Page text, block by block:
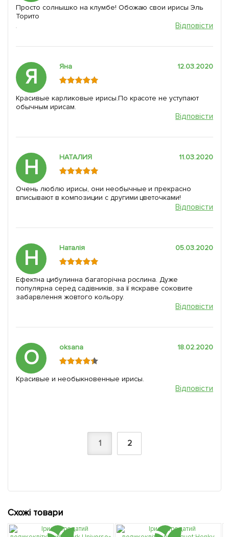
Просто солнышко на клумбе! Обожаю свои ирисы Эль
Торито
Відповісти
Я Яна 12.03.2020
Красивые карликовые ирисы.По красоте не уступают
обычным ирисам.
Відповісти
Н НАТАЛИЯ 11.03.2020
Очень люблю ирисы, они необычные и прекрасно
вписывают в композиции с другими цветочками!
Відповісти
Н Наталія 05.03.2020
Ефектна цибулинна багаторічна рослина. Дуже
популярна серед садівників, за її яскраве соковите
забарвлення жовтого кольору.
Відповісти
O oksana 18.02.2020
Красивые и необыкновенные ирисы.
Відповісти
1 2
Схожі товари